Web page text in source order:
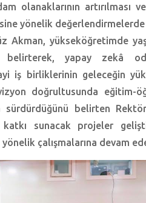
olanaklarının artırılması
yönelik
Akman, yükseköğretimde
yapay zekâ
iş birliklerinin geleceğin
doğrultusunda eğitim-
sürdürdüğünü belirten
katkı sunacak projeler
çalışmalarına devam